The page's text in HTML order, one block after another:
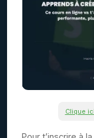
Clique